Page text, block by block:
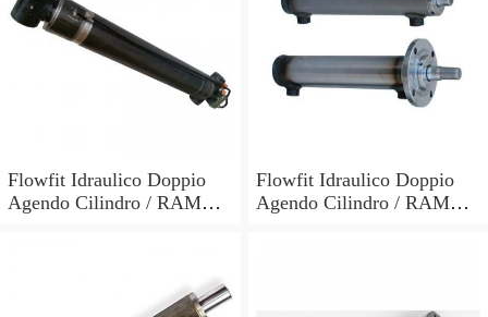
Flowfit Idraulico Doppio
Agendo Cilindro / RAM
Flowfit Idraulico Doppio
Agendo Cilindro / RAM